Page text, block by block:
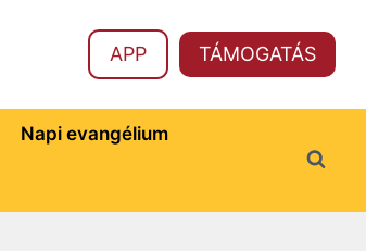
APP TÁMOGATÁS
Napi evangélium